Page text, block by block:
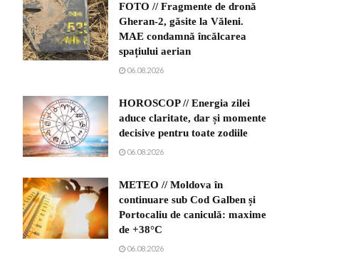
FOTO // Fragmente de dronă
Gheran-2, găsite la Văleni.
MAE condamnă încălcarea
spațiului aerian
06.08.2026
HOROSCOP // Energia zilei
aduce claritate, dar și momente
decisive pentru toate zodiile
06.08.2026
METEO // Moldova în
continuare sub Cod Galben și
Portocaliu de caniculă: maxime
de +38°C
06.08.2026